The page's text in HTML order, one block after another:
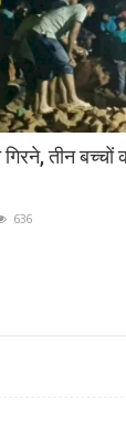
तीन बच्चों
636